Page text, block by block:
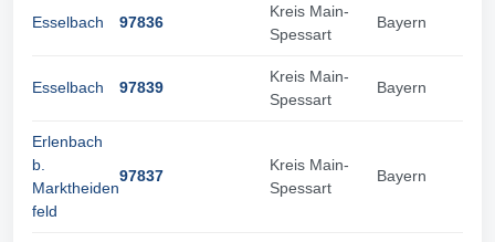
Esselbach 97836
Kreis Main-
Spessart
Bayern
Esselbach 97839
Kreis Main-
Spessart
Bayern
Erlenbach
b.
Marktheiden
feld
97837
Kreis Main-
Spessart
Bayern